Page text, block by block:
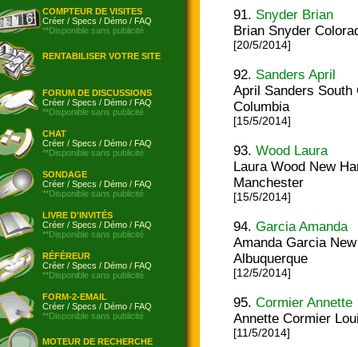
COMPTEUR DE VISITES
Créer / Specs / Démo / FAQ
**Disponible sans publicité
RENTABILISER VOTRE SITE
FORUM DE DISCUSSIONS
Créer / Specs / Démo / FAQ
**Disponible sans publicité
CHAT
Créer / Specs / Démo / FAQ
**Disponible sans publicité
SONDAGE
Créer / Specs / Démo / FAQ
**Disponible sans publicité
LIVRE D'INVITÉS
Créer / Specs / Démo / FAQ
**Disponible sans publicité
RÉFÉREUR
Créer / Specs / Démo / FAQ
**Disponible sans publicité
FORM-2-EMAIL
Créer / Specs / Démo / FAQ
**Disponible sans publicité
MOTEUR DE RECHERCHE
91. Snyder Brian
Brian Snyder
[20/5/2014]
92. Sanders April
April Sanders South
Columbia
[15/5/2014]
93.Wood Laura
Laura Wood New
Manchester
[15/5/2014]
94.Garcia Amanda
Amanda Garcia
Albuquerque
[12/5/2014]
95.Cormier Annette
Annette Cormier
[11/5/2014]